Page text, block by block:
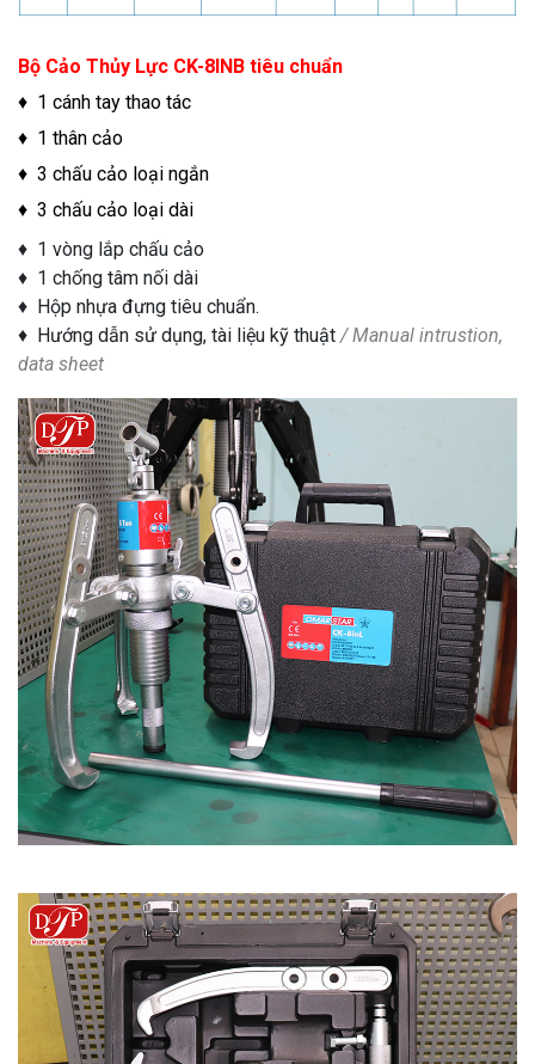
Bộ Cảo Thủy Lực CK-8INB tiêu chuẩn
♦ 1 cánh tay thao tác
♦ 1 thân cảo
♦ 3 chấu cảo loại ngắn
♦ 3 chấu cảo loại dài
♦ 1 vòng lắp chấu cảo
♦ 1 chống tâm nối dài
♦ Hộp nhựa đựng tiêu chuẩn.
♦ Hướng dẫn sử dụng, tài liệu kỹ thuật / Manual intrustion,
data sheet